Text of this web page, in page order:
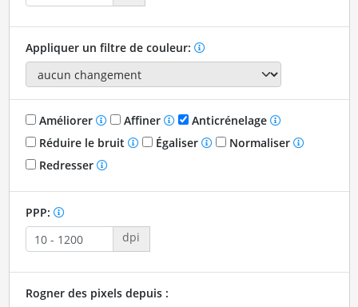
Appliquer un filtre de couleur:
Améliorer Affiner
Anticrénelage
Réduire le bruit
Égaliser
Normaliser
Redresser
PPP:
dpi
Rogner des pixels depuis :